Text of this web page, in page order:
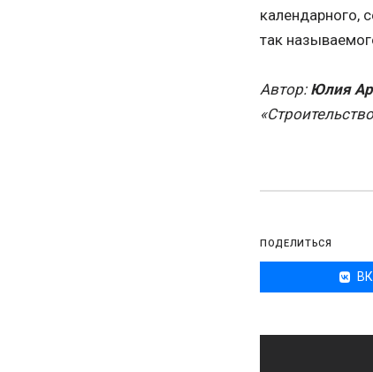
календарного,
так
Автор: Юлия
ПОДЕЛИТЬСЯ